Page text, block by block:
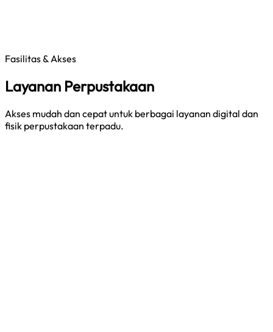
Fasilitas & Akses
Layanan Perpustakaan
Akses mudah dan cepat untuk berbagai layanan digital dan
fisik perpustakaan terpadu.